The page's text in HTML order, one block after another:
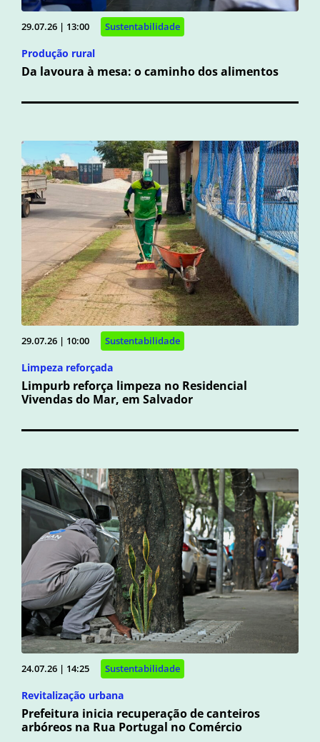
29.07.26 | 13:00 Sustentabilidade
Produção rural
Da lavoura à mesa: o caminho dos alimentos
29.07.26 | 10:00 Sustentabilidade
Limpeza reforçada
Limpurb reforça limpeza no Residencial
Vivendas do Mar, em Salvador
24.07.26 | 14:25 Sustentabilidade
Revitalização urbana
Prefeitura inicia recuperação de canteiros
arbóreos na Rua Portugal no Comércio